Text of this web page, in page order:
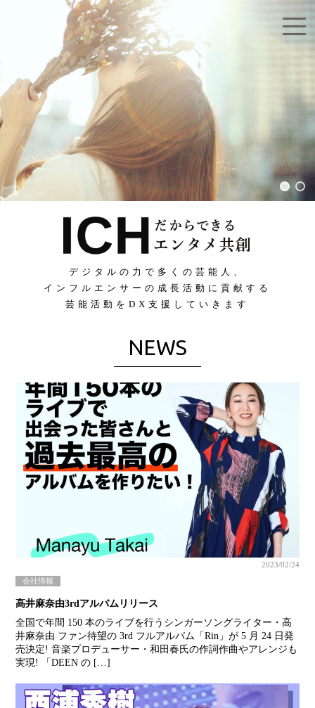
デジタルの力で多くの芸能人、
インフルエンサーの成長活動に貢献する
芸能活動をDX支援していきます
NEWS
2023/02/24
会社情報
高井麻奈由3rdアルバムリリース
全国で年間 150 本のライブを行うシンガーソングライター・高
井麻奈由 ファン待望の 3rd フルアルバム「Rin」が 5 月 24 日発
売決定! 音楽プロデューサー・和田春氏の作詞作曲やアレンジも
実現! 「DEEN の […]